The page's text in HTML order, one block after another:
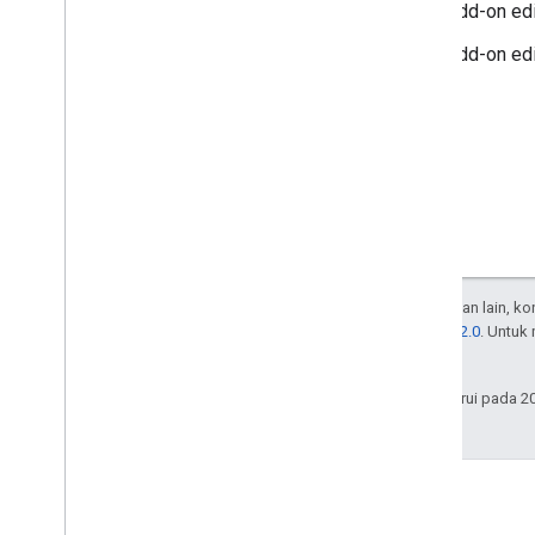
Add-on
Add-on
Kecuali dinyatakan lain,
Lisensi Apache 2.0 .
Terakhir diperbarui pada